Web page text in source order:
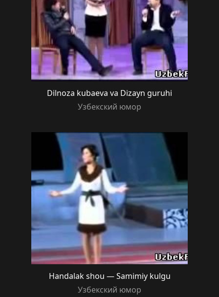
Dilnoza kubaeva va Dizayn guruhi
Узбекский юмор
Handalak shou — Samimiy kulgu
Узбекский юмор